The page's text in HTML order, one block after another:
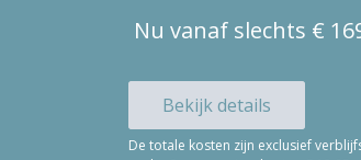
Nu vanaf slechts €
Bekijk details
De totale kosten zijn exclusief